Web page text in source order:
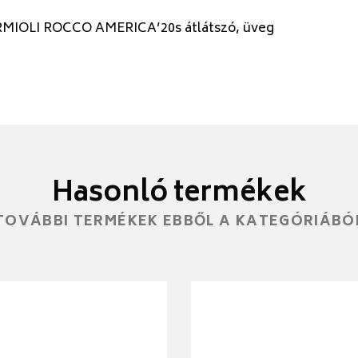
ROCCO AMERICA’20s átlátszó, üveg
Hasonló termékek
TERMÉKEK EBBŐL A